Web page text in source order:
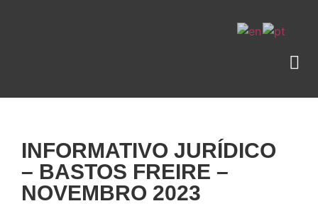
INFORMATIVO JURÍDICO
– BASTOS FREIRE –
NOVEMBRO 2023